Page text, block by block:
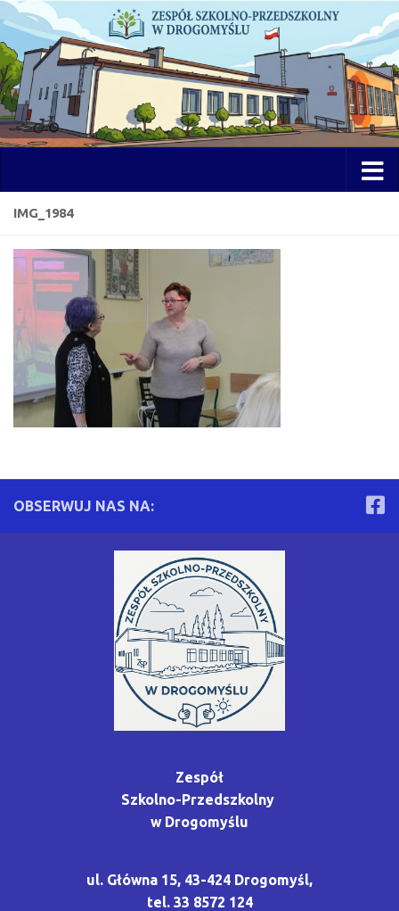
Przejdź do treści
IMG_1984
OBSERWUJ NAS NA:
Zespół
Szkolno-Przedszkolny
w Drogomyślu
ul. Główna 15, 43-424 Drogomyśl,
tel. 33 8572 124